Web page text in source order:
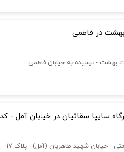
در فاطمی
بهشت - نرسیده به خیابان فاطمی
سایپا سقائيان در خیابان آمل - کد 1151
- خيابان شهيد طاهريان (آمل) - پلاک 17